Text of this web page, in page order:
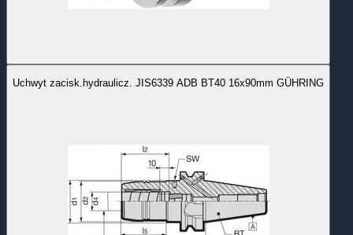
Uchwyt zacisk.hydraulicz. JIS6339 ADB BT40 16x90mm GÜHRING